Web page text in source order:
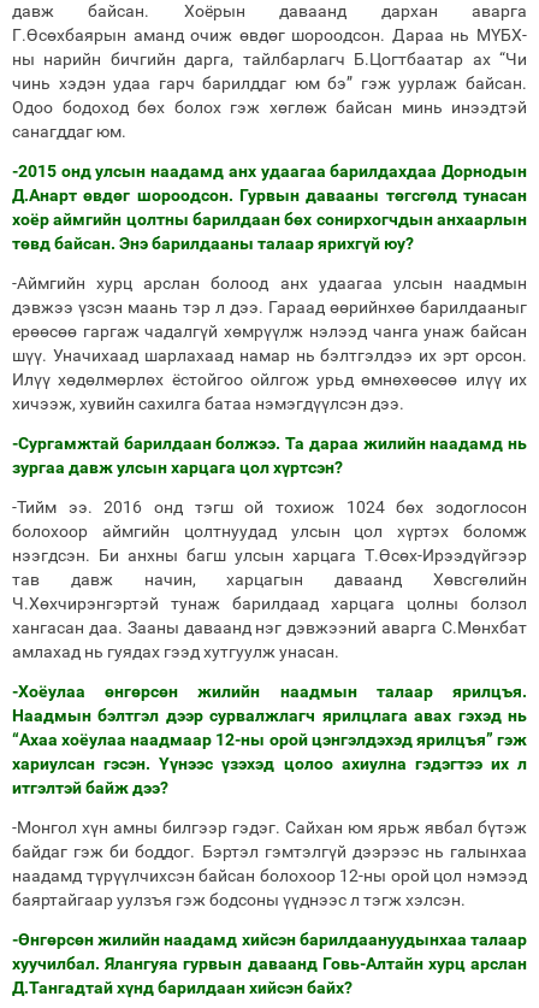
давж байсан. Хоёрын даваанд дархан аварга
Г.Өсөхбаярын аманд очиж өвдөг шороодсон. Дараа нь МҮБХ-
ны нарийн бичгийн дарга, тайлбарлагч Б.Цогтбаатар ах “Чи
чинь хэдэн удаа гарч барилддаг юм бэ” гэж уурлаж байсан.
Одоо бодоход бөх болох гэж хөглөж байсан минь инээдтэй
санагддаг юм.
-2015 онд улсын наадамд анх удаагаа барилдахдаа Дорнодын
Д.Анарт өвдөг шороодсон. Гурвын давааны төгсгөлд тунасан
хоёр аймгийн цолтны барилдаан бөх сонирхогчдын анхаарлын
төвд байсан. Энэ барилдааны талаар ярихгүй юу?
-Аймгийн хурц арслан болоод анх удаагаа улсын наадмын
дэвжээ үзсэн маань тэр л дээ. Гараад өөрийнхөө барилдааныг
ерөөсөө гаргаж чадалгүй хөмрүүлж нэлээд чанга унаж байсан
шүү. Уначихаад шарлахаад намар нь бэлтгэлдээ их эрт орсон.
Илүү хөдөлмөрлөх ёстойгоо ойлгож урьд өмнөхөөсөө илүү их
хичээж, хувийн сахилга батаа нэмэгдүүлсэн дээ.
-Сургамжтай барилдаан болжээ. Та дараа жилийн наадамд нь
зургаа давж улсын харцага цол хүртсэн?
-Тийм ээ. 2016 онд тэгш ой тохиож 1024 бөх зодоглосон
болохоор аймгийн цолтнуудад улсын цол хүртэх боломж
нээгдсэн. Би анхны багш улсын харцага Т.Өсөх-Ирээдүйгээр
тав давж начин, харцагын даваанд Хөвсгөлийн
Ч.Хөхчирэнгэртэй тунаж барилдаад харцага цолны болзол
хангасан даа. Зааны даваанд нэг дэвжээний аварга С.Мөнхбат
амлахад нь гуядах гээд хутгуулж унасан.
-Хоёулаа өнгөрсөн жилийн наадмын талаар ярилцъя.
Наадмын бэлтгэл дээр сурвалжлагч ярилцлага авах гэхэд нь
“Ахаа хоёулаа наадмаар 12-ны орой цэнгэлдэхэд ярилцъя” гэж
хариулсан гэсэн. Үүнээс үзэхэд цолоо ахиулна гэдэгтээ их л
итгэлтэй байж дээ?
-Монгол хүн амны билгээр гэдэг. Сайхан юм ярьж явбал бүтэж
байдаг гэж би боддог. Бэртэл гэмтэлгүй дээрээс нь галынхаа
наадамд түрүүлчихсэн байсан болохоор 12-ны орой цол нэмээд
баяртайгаар уулзъя гэж бодсоны үүднээс л тэгж хэлсэн.
-Өнгөрсөн жилийн наадамд хийсэн барилдаануудынхаа талаар
хуучилбал. Ялангуяа гурвын даваанд Говь-Алтайн хурц арслан
Д.Тангадтай хүнд барилдаан хийсэн байх?